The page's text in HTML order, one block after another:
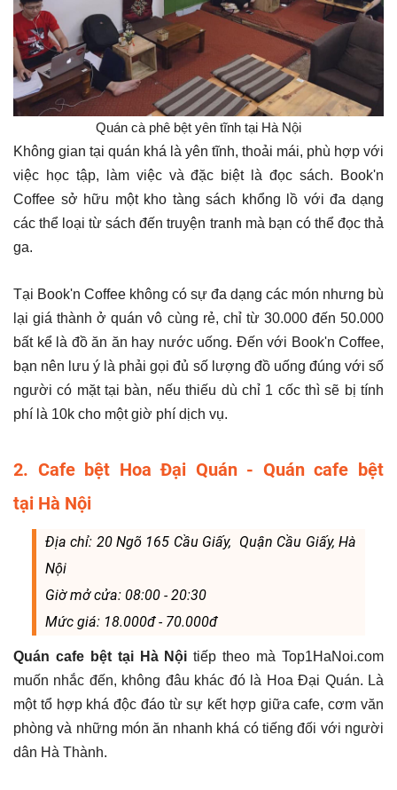
Quán cà phê bệt yên tĩnh tại Hà Nội
Không gian tại quán khá là yên tĩnh, thoải mái, phù hợp với
việc học tập, làm việc và đặc biệt là đọc sách. Book'n
Coffee sở hữu một kho tàng sách khổng lồ với đa dạng
các thể loại từ sách đến truyện tranh mà bạn có thể đọc thả
ga.
Tại Book'n Coffee không có sự đa dạng các món nhưng bù
lại giá thành ở quán vô cùng rẻ, chỉ từ 30.000 đến 50.000
bất kể là đồ ăn ăn hay nước uống. Đến với Book'n Coffee,
bạn nên lưu ý là phải gọi đủ số lượng đồ uống đúng với số
người có mặt tại bàn, nếu thiếu dù chỉ 1 cốc thì sẽ bị tính
phí là 10k cho một giờ phí dịch vụ.
2. Cafe bệt Hoa Đại Quán - Quán cafe bệt
tại Hà Nội
Địa chỉ: 20 Ngõ 165 Cầu Giấy, Quận Cầu Giấy, Hà
Nội
Giờ mở cửa: 08:00 - 20:30
Mức giá: 18.000đ - 70.000đ
Quán cafe bệt tại Hà Nội tiếp theo mà Top1HaNoi.com
muốn nhắc đến, không đâu khác đó là Hoa Đại Quán. Là
một tổ hợp khá độc đáo từ sự kết hợp giữa cafe, cơm văn
phòng và những món ăn nhanh khá có tiếng đối với người
dân Hà Thành.